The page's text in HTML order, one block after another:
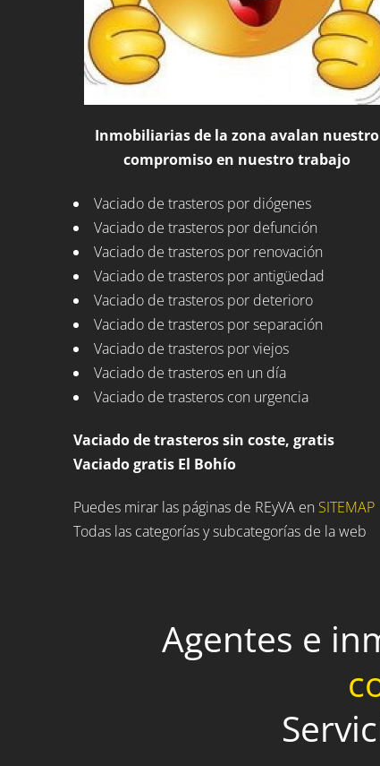
Inmobiliarias de la zona avalan nuestro
compromiso en nuestro trabajo
Vaciado de trasteros por diógenes
Vaciado de trasteros por defunción
Vaciado de trasteros por renovación
Vaciado de trasteros por antigüedad
Vaciado de trasteros por deterioro
Vaciado de trasteros por separación
Vaciado de trasteros por viejos
Vaciado de trasteros en un día
Vaciado de trasteros con urgencia
Vaciado de trasteros sin coste, gratis
Vaciado gratis El Bohío
Puedes mirar las páginas de REyVA en SITEMAP
Todas las categorías y subcategorías de la web
Agentes e